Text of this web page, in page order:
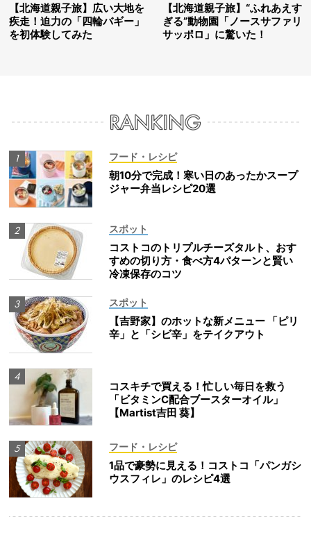
【北海道親子旅】広い大地を
疾走！迫力の「四輪バギー」
を初体験してみた
【北海道親子旅】“ふれあえす
ぎる”動物園「ノースサファリ
サッポロ」に驚いた！
フード・レシピ
朝10分で完成！寒い日のあったかスープ
ジャー弁当レシピ20選
スポット
コストコのトリプルチーズタルト、おす
すめの切り方・食べ方4パターンと賢い
冷凍保存のコツ
スポット
【吉野家】のホットな新メニュー 「ピリ
辛」と「シビ辛」をテイクアウト
コスキチで買える！忙しい毎日を救う
「ビタミンC配合ブースターオイル」
【Martist吉田 葵】
フード・レシピ
1品で豪勢に見える！コストコ「パンガシ
ウスフィレ」のレシピ4選